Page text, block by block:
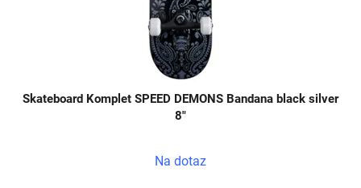
Skateboard Komplet SPEED DEMONS Bandana black silver
8"
Na dotaz